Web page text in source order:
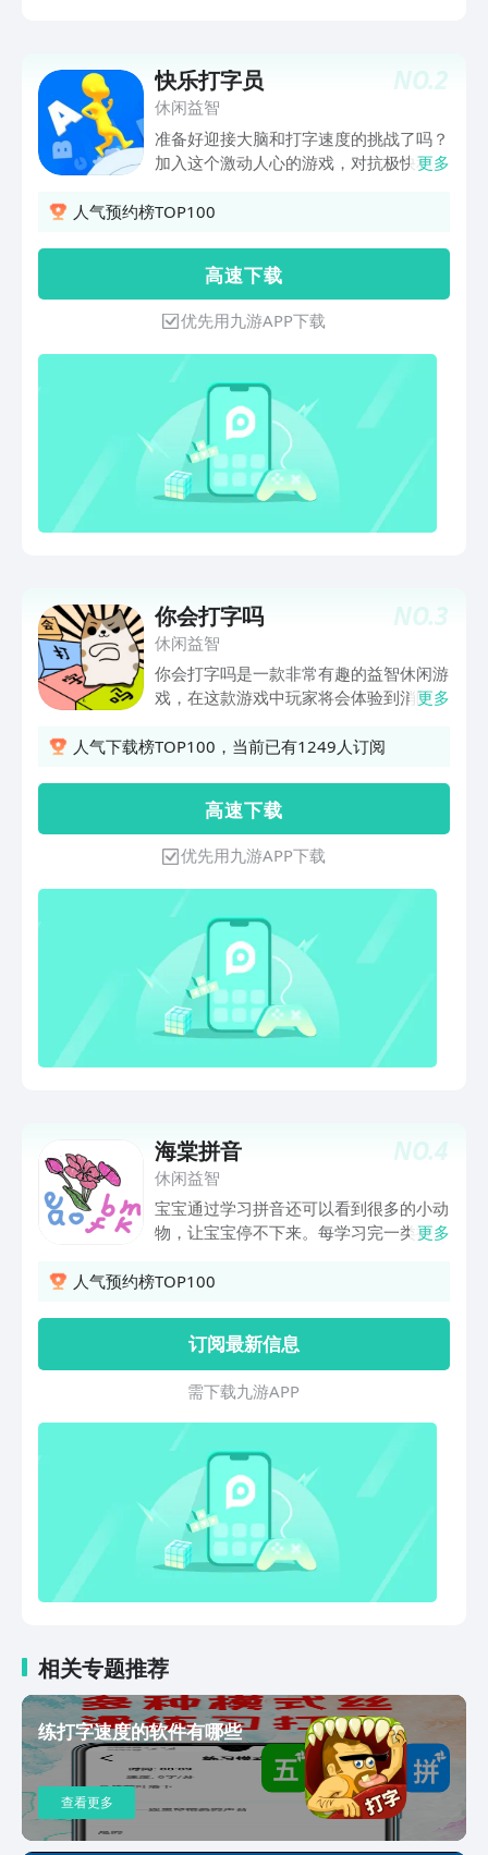
力,文字覆盖小学1-6年级全部生字 四、要
点整理 总结了拼音学习中的主要知识点,
进行查漏补缺,加强掌握 小学生汉语拼音
学习好帮手 经过科学研究半小时比较合
NO.2
快乐打字员
休闲益智
准备好迎接大脑和打字速度的挑战了吗？
加入这个激动人心的游戏，对抗极快和欺
务，成为冠军。从简单的打字游戏到棘手
戏，字谜，隐藏的对象，和各种谜语。这
些项目将测试你的记忆，打字速度和战略
思维。 最佳功能:--- 具有关卡，有趣任务
和奖励的五合一跑步游戏。你永远不会无
聊!-简单有趣的游戏设置，轻松的导航和
美观的设计。你会喜欢它!-狡猾的对手成
群: 从容易被击败的傻瓜到非常聪明和熟
练的跑步者。把他们都放在你身后!-无尽
的乐趣和益智游戏。不只是玩，而是想!--
- 打发时间的最佳选择。很上瘾! 享受跑
步的乐趣，打字和击败每一个级别与这个
me/happyprinter/条款/
更多
人气预约榜TOP100
高 速 下 载
优先用九游APP下载
NO.3
你会打字吗
休闲益智
你会打字吗是一款非常有趣的益智休闲游
戏，在这款游戏中玩家将会体验到消除与
些奇葩，因为角色消除的速度取决于玩家
可以体验到在线对决的快乐，不仅你可以
获取游戏胜利的喜悦感，还可以锻炼自己
的打字速度。
更多
人气下载榜TOP100，当前已有1249人订阅
高 速 下 载
优先用九游APP下载
NO.4
海棠拼音
休闲益智
宝宝通过学习拼音还可以看到很多的小动
物，让宝宝停不下来。每学习完一类拼音
拼音，同时会把宝宝每一次的测试内容生
更多
人气预约榜TOP100
订阅最新信息
需 下 载 九 游 A P P
相关专题推荐
练打字速度的软件有哪些
查看更多